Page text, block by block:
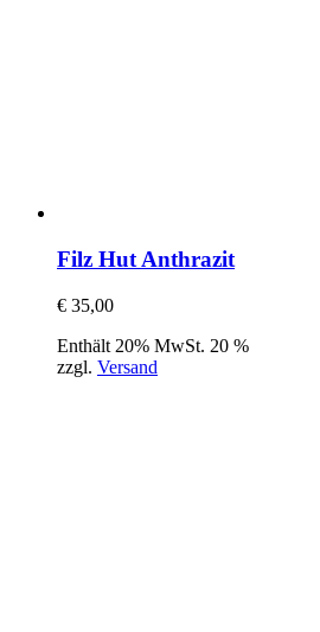
Filz Hut Anthrazit
€ 35,00
Enthält 20% MwSt. 20 %
zzgl. Versand